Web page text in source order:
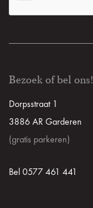
Bezoek of bel ons!
Dorpsstraat 1
3886 AR Garderen
(gratis parkeren)
Bel 0577 461 441